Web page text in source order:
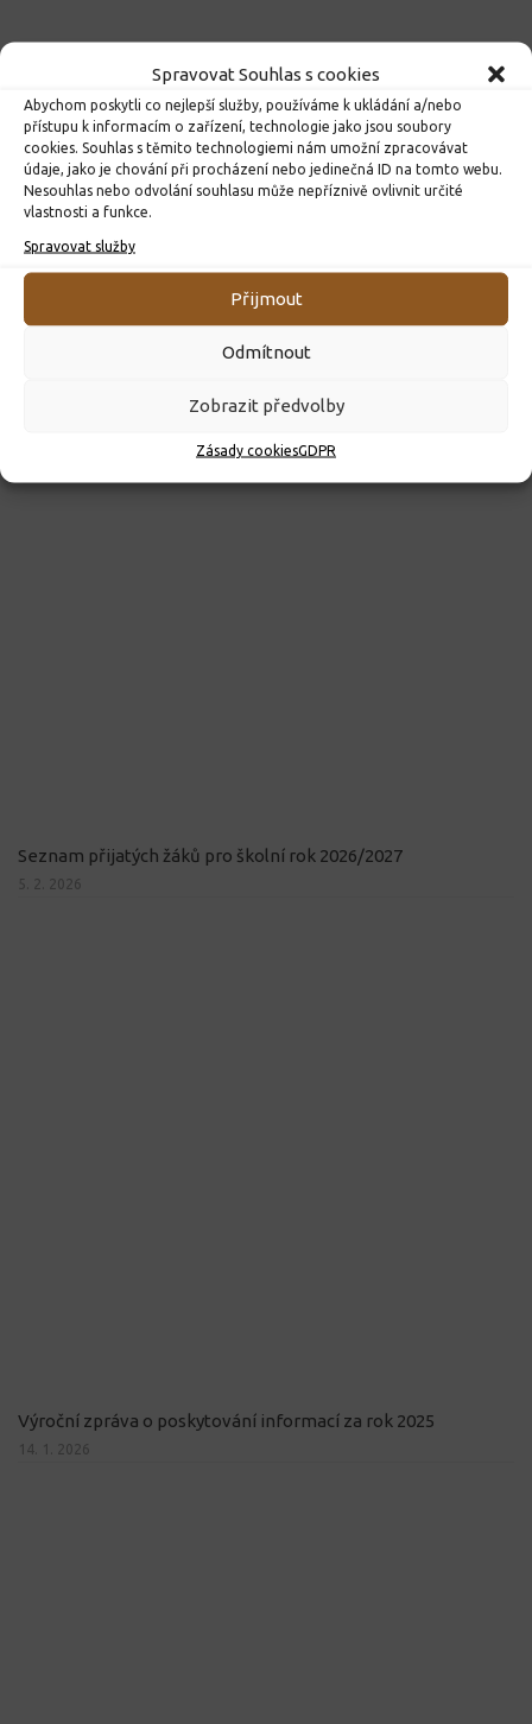
Spravovat Souhlas s cookies
Abychom poskytli co nejlepší služby, používáme k ukládání a/nebo
přístupu k informacím o zařízení, technologie jako jsou soubory
cookies. Souhlas s těmito technologiemi nám umožní zpracovávat
údaje, jako je chování při procházení nebo jedinečná ID na tomto webu.
Nesouhlas nebo odvolání souhlasu může nepříznivě ovlivnit určité
vlastnosti a funkce.
Spravovat služby
Přijmout
Odmítnout
Zobrazit předvolby
Zásady cookiesGDPR
10. 4. 2026
Seznam přijatých žáků pro školní rok 2026/2027
5. 2. 2026
Výroční zpráva o poskytování informací za rok 2025
14. 1. 2026